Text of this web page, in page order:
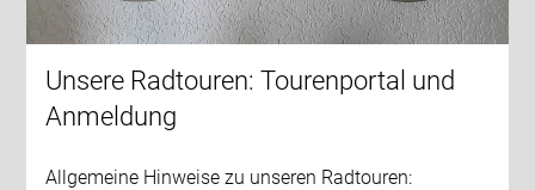
Unsere Radtouren: Tourenportal und
Anmeldung
Allgemeine Hinweise zu unseren Radtouren: